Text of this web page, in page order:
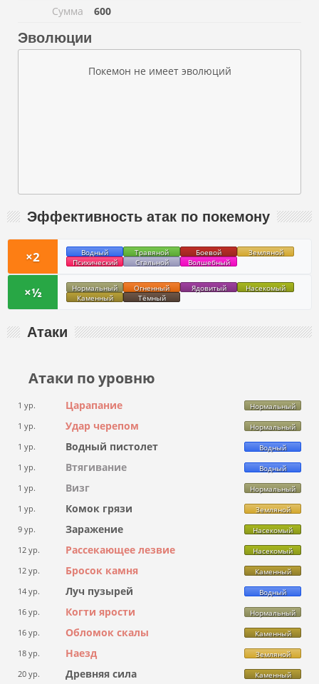
Сумма
600
Эволюции
Покемон не имеет эволюций
Эффективность атак по покемону
×2 Водный Травяной Боевой
Земляной
Психический
Стальной Волшебный
×½ Нормальный Огненный Ядовитый
Насекомый
Каменный
Тёмный
Атаки
Атаки по уровню
1 ур. Царапание Нормальный
1 ур. Удар черепом Нормальный
1 ур. Водный пистолет Водный
1 ур. Втягивание Водный
1 ур. Визг Нормальный
1 ур. Комок грязи Земляной
9 ур. Заражение Насекомый
12 ур. Рассекающее лезвие Насекомый
12 ур. Бросок камня Каменный
14 ур. Луч пузырей Водный
16 ур. Когти ярости Нормальный
16 ур. Обломок скалы Каменный
18 ур. Наезд Земляной
20 ур. Древняя сила Каменный